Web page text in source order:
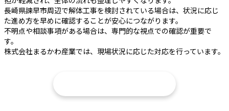
長崎県諫早市周辺で解体工事を検討されている場合は、状況に応じ
た進め方を早めに確認することが安心につながります。
不明点や相談事項がある場合は、専門的な視点での確認が重要で
す。
株式会社まるかわ産業では、現場状況に応じた対応を行っています。